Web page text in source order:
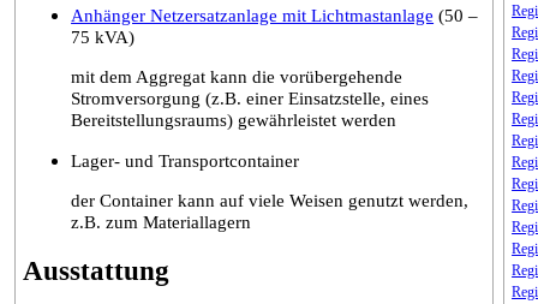
Anhänger Netzersatzanlage mit Lichtmastanlage (50 –
75 kVA)
mit dem Aggregat kann die vorübergehende
Stromversorgung (z.B. einer Einsatzstelle, eines
Bereitstellungsraums) gewährleistet werden
Lager- und Transportcontainer
der Container kann auf viele Weisen genutzt werden,
z.B. zum Materiallagern
Ausstattung